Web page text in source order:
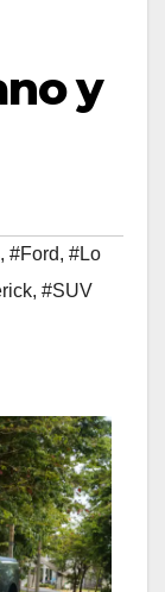
y
, #Ford, #Lo
, #SUV